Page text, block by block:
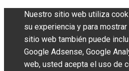
Nuestro sitio web utiliza
su experiencia y para
sitio web también puede
Google Adsense, Google
web, usted acepta el uso de